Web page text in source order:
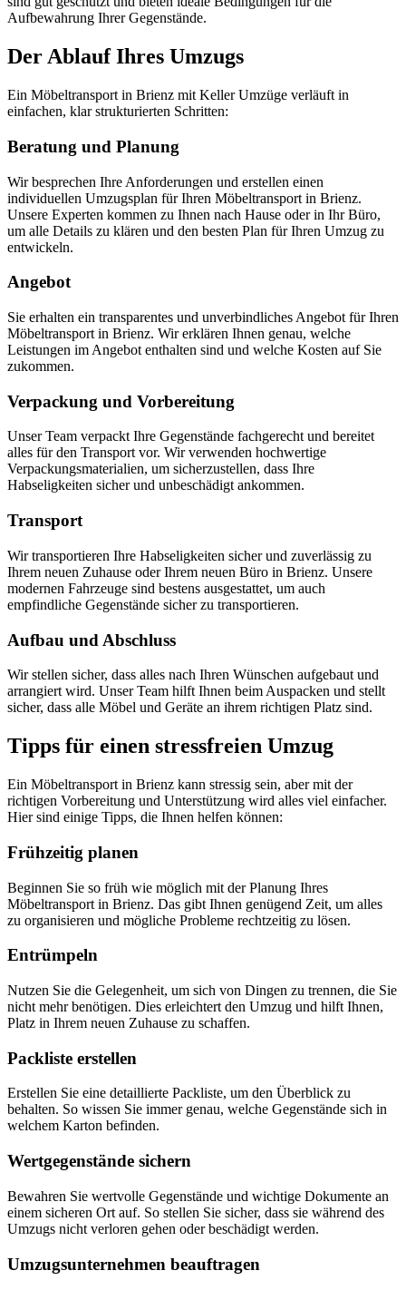
Aufbewahrung Ihrer Gegenstände.
Der Ablauf Ihres Umzugs
Ein Möbeltransport in Brienz mit Keller Umzüge verläuft in
einfachen, klar strukturierten Schritten:
Beratung und Planung
Wir besprechen Ihre Anforderungen und erstellen einen
individuellen Umzugsplan für Ihren Möbeltransport in Brienz.
Unsere Experten kommen zu Ihnen nach Hause oder in Ihr Büro,
um alle Details zu klären und den besten Plan für Ihren Umzug zu
entwickeln.
Angebot
Sie erhalten ein transparentes und unverbindliches Angebot für Ihren
Möbeltransport in Brienz. Wir erklären Ihnen genau, welche
Leistungen im Angebot enthalten sind und welche Kosten auf Sie
zukommen.
Verpackung und Vorbereitung
Unser Team verpackt Ihre Gegenstände fachgerecht und bereitet
alles für den Transport vor. Wir verwenden hochwertige
Verpackungsmaterialien, um sicherzustellen, dass Ihre
Habseligkeiten sicher und unbeschädigt ankommen.
Transport
Wir transportieren Ihre Habseligkeiten sicher und zuverlässig zu
Ihrem neuen Zuhause oder Ihrem neuen Büro in Brienz. Unsere
modernen Fahrzeuge sind bestens ausgestattet, um auch
empfindliche Gegenstände sicher zu transportieren.
Aufbau und Abschluss
Wir stellen sicher, dass alles nach Ihren Wünschen aufgebaut und
arrangiert wird. Unser Team hilft Ihnen beim Auspacken und stellt
sicher, dass alle Möbel und Geräte an ihrem richtigen Platz sind.
Tipps für einen stressfreien Umzug
Ein Möbeltransport in Brienz kann stressig sein, aber mit der
richtigen Vorbereitung und Unterstützung wird alles viel einfacher.
Hier sind einige Tipps, die Ihnen helfen können:
Frühzeitig planen
Beginnen Sie so früh wie möglich mit der Planung Ihres
Möbeltransport in Brienz. Das gibt Ihnen genügend Zeit, um alles
zu organisieren und mögliche Probleme rechtzeitig zu lösen.
Entrümpeln
Nutzen Sie die Gelegenheit, um sich von Dingen zu trennen, die Sie
nicht mehr benötigen. Dies erleichtert den Umzug und hilft Ihnen,
Platz in Ihrem neuen Zuhause zu schaffen.
Packliste erstellen
Erstellen Sie eine detaillierte Packliste, um den Überblick zu
behalten. So wissen Sie immer genau, welche Gegenstände sich in
welchem Karton befinden.
Wertgegenstände sichern
Bewahren Sie wertvolle Gegenstände und wichtige Dokumente an
einem sicheren Ort auf. So stellen Sie sicher, dass sie während des
Umzugs nicht verloren gehen oder beschädigt werden.
Umzugsunternehmen beauftragen